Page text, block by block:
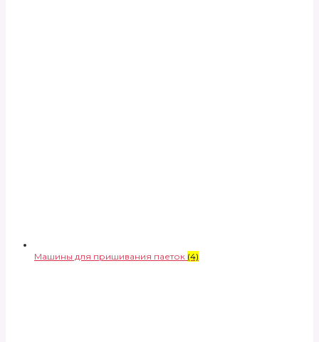
Машины для пришивания паеток (4)